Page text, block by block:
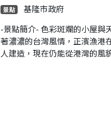
景點
基隆市政府
-景點簡介- 色彩斑斕的小屋與
著濃濃的台灣風情，正濱漁港
人建造，現在仍能從港灣的風